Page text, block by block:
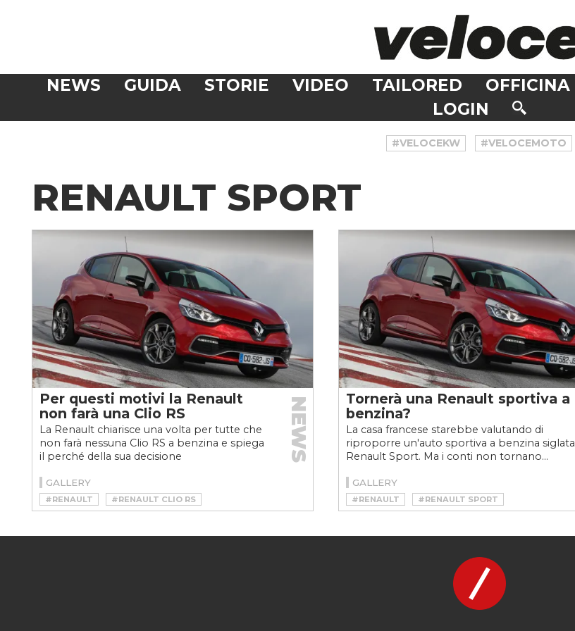
NEWS GUIDA STORIE VIDEO TAILORED OFFICINA
LOGIN
#VELOCEKW #VELOCEMOTO
RENAULT SPORT
Per questi motivi la Renault
non farà una Clio RS
La Renault chiarisce una volta per tutte che
non farà nessuna Clio RS a benzina e spiega
il perché della sua decisione
NEWS
GALLERY
#RENAULT
#RENAULT CLIO RS
#RENAULT SPORT
Tornerà una Renault sportiva a
benzina?
La casa francese starebbe valutando di
riproporre un'auto sportiva a benzina siglata
Renault Sport. Ma i conti non tornano...
GALLERY
#RENAULT #RENAULT SPORT